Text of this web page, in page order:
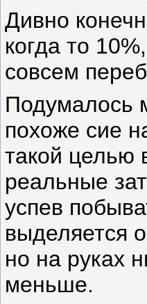
Дивно
когда то
совсем
Подумалось
похоже сие
такой целью
реальные
успев
выделяется
но на руках
меньше.